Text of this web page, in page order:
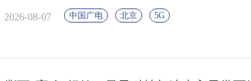
2026-08-07 中国广电 北京 5G